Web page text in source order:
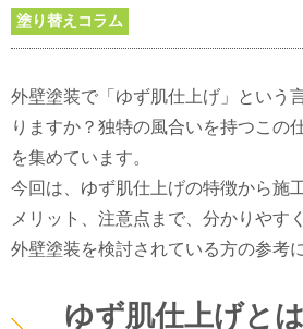
塗り替えコラム
外壁塗装で「ゆず肌仕上げ」という
りますか？独特の風合いを持つこの
を集めています。
今回は、ゆず肌仕上げの特徴から施
メリット、注意点まで、分かりやす
外壁塗装を検討されている方の参考
ゆず肌仕上げと